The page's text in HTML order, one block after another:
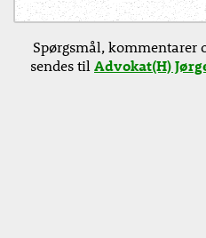
Spørgsmål, kommentarer
sendes tilAdvokat(H)